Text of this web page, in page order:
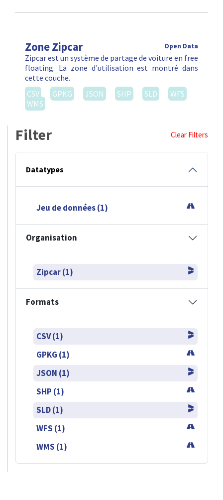
Zone Zipcar Open Data
Zipcar est un système de partage de voiture en free
floating. La zone d'utilisation est montré dans
cette couche.
CSV
GPKG JSON SHP SLD
WFS
WMS
Filter Clear Filters
Datatypes
Jeu de données (1)
Organisation
Zipcar (1)
Formats
CSV (1)
GPKG (1)
JSON (1)
SHP (1)
SLD (1)
WFS (1)
WMS (1)